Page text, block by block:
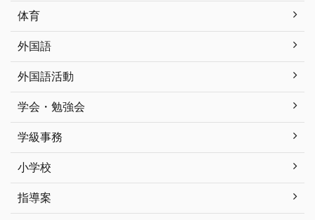
体育
外国語
外国語活動
学会・勉強会
学級事務
小学校
指導案